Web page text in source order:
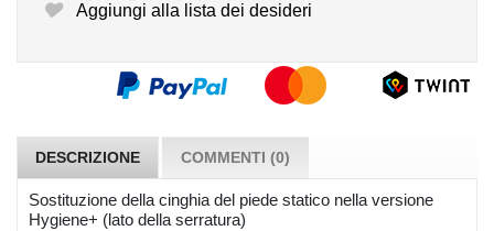
Aggiungi alla lista dei desideri
DESCRIZIONE COMMENTI (0)
Sostituzione della cinghia del piede statico nella versione
Hygiene+ (lato della serratura)